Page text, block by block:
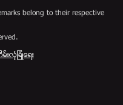
belong to their respective
မ္းလံုျခံဳေရး